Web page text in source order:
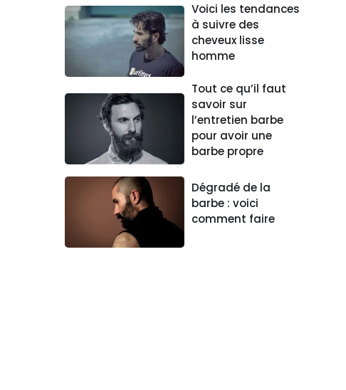
Voici les tendances
à suivre des
cheveux lisse
homme
Tout ce qu’il faut
savoir sur
l’entretien barbe
pour avoir une
barbe propre
Dégradé de la
barbe : voici
comment faire